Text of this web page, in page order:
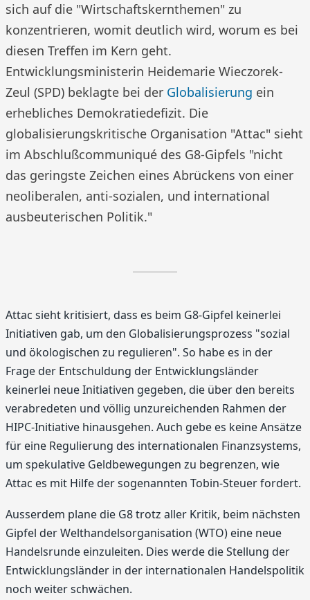
sich auf die "Wirtschaftskernthemen" zu
konzentrieren, womit deutlich wird, worum es bei
diesen Treffen im Kern geht.
Entwicklungsministerin Heidemarie Wieczorek-
Zeul (SPD) beklagte bei der Globalisierung ein
erhebliches Demokratiedefizit. Die
globalisierungskritische Organisation "Attac" sieht
im Abschlußcommuniqué des G8-Gipfels "nicht
das geringste Zeichen eines Abrückens von einer
neoliberalen, anti-sozialen, und international
ausbeuterischen Politik."
Attac sieht kritisiert, dass es beim G8-Gipfel keinerlei
Initiativen gab, um den Globalisierungsprozess "sozial
und ökologischen zu regulieren". So habe es in der
Frage der Entschuldung der Entwicklungsländer
keinerlei neue Initiativen gegeben, die über den bereits
verabredeten und völlig unzureichenden Rahmen der
HIPC-Initiative hinausgehen. Auch gebe es keine Ansätze
für eine Regulierung des internationalen Finanzsystems,
um spekulative Geldbewegungen zu begrenzen, wie
Attac es mit Hilfe der sogenannten Tobin-Steuer fordert.
Ausserdem plane die G8 trotz aller Kritik, beim nächsten
Gipfel der Welthandelsorganisation (WTO) eine neue
Handelsrunde einzuleiten. Dies werde die Stellung der
Entwicklungsländer in der internationalen Handelspolitik
noch weiter schwächen.